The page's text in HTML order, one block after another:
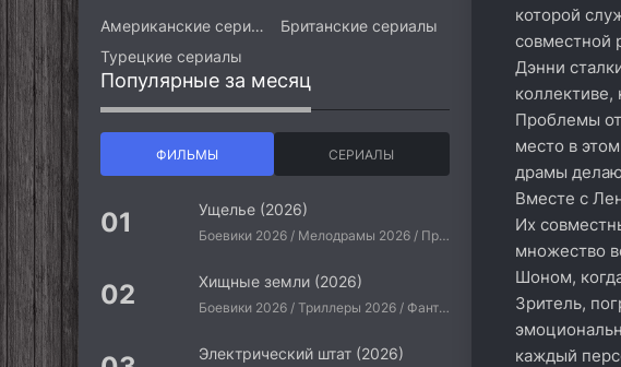
которой
совместной
Дэнни
Проблемы
место в
драмы
Вместе с
Их
множество
Шоном,
Зритель,
каждый
Американские сериалы
Британские сериалы
Турецкие сериалы
Популярные за месяц
ФИЛЬМЫ СЕРИАЛЫ
Ущелье (2026)
Боевики 2026 / Мелодрамы 2026 / Приключения 2026 / Ужасы 2026 / Фантастические 2026 / Зарубежные фильмы 2026 / Американские фильмы / Фильмы 2026
Хищные земли (2026)
Боевики 2026 / Триллеры 2026 / Фантастические 2026 / Зарубежные фильмы 2026 / Американские фильмы / Фильмы 2026
Электрический штат (2026)